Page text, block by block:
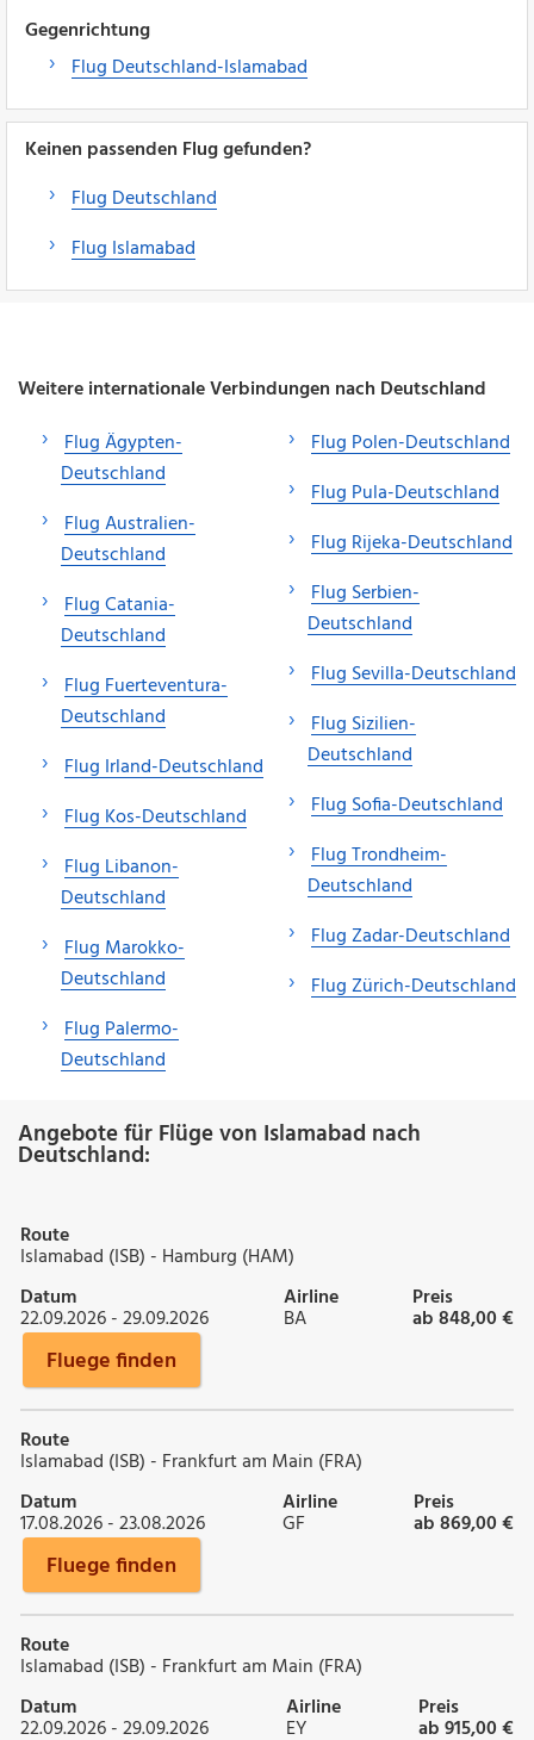
Gegenrichtung
Flug Deutschland-Islamabad
Keinen passenden Flug gefunden?
Flug Deutschland
Flug Islamabad
Weitere internationale Verbindungen nach Deutschland
Flug Ägypten-
Deutschland
Flug Australien-
Deutschland
Flug Catania-
Deutschland
Flug Fuerteventura-
Deutschland
Flug Irland-Deutschland
Flug Kos-Deutschland
Flug Libanon-
Deutschland
Flug Marokko-
Deutschland
Flug Palermo-
Deutschland
Flug Polen-Deutschland
Flug Pula-Deutschland
Flug Rijeka-Deutschland
Flug Serbien-
Deutschland
Flug Sevilla-Deutschland
Flug Sizilien-
Deutschland
Flug Sofia-Deutschland
Flug Trondheim-
Deutschland
Flug Zadar-Deutschland
Flug Zürich-Deutschland
Angebote für Flüge von Islamabad nach
Deutschland:
Route
Islamabad (ISB) - Hamburg (HAM)
Datum
22.09.2026 - 29.09.2026
Airline
BA
Preis
ab 848,00 €
Fluege finden
Route
Islamabad (ISB) - Frankfurt am Main (FRA)
Datum
17.08.2026 - 23.08.2026
Airline
GF
Preis
ab 869,00 €
Fluege finden
Route
Islamabad (ISB) - Frankfurt am Main (FRA)
Datum
22.09.2026 - 29.09.2026
Airline
EY
Preis
ab 915,00 €